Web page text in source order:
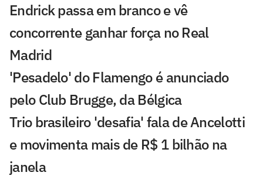
Endrick passa em branco e vê
concorrente ganhar força no Real
Madrid
'Pesadelo' do Flamengo é anunciado
pelo Club Brugge, da Bélgica
Trio brasileiro 'desafia' fala de Ancelotti
e movimenta mais de R$ 1 bilhão na
janela